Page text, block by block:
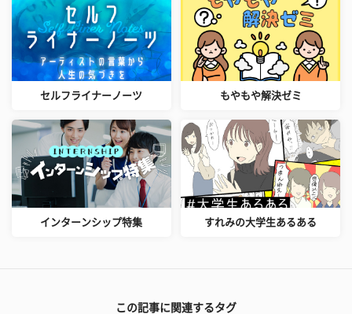
セルフライナーノーツ もやもや解決ゼミ
インターンシップ特集 すれみの大学生あるある
この記事に関連するタグ